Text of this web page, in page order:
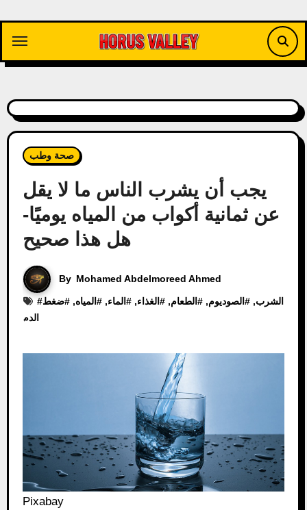
content
صحة وطب
يجب أن يشرب الناس ما لا يقل
عن ثمانية أكواب من المياه يوميًا-
هل هذا صحيح
By Mohamed Abdelmoreed Ahmed
# الشرب, # الصوديوم, # الطعام, # الغذاء, # الماء, # المياه, #ضغط
الدم
Pixabay